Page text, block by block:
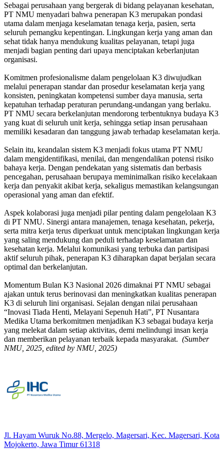
Sebagai perusahaan yang bergerak di bidang pelayanan kesehatan,
PT NMU menyadari bahwa penerapan K3 merupakan pondasi
utama dalam menjaga keselamatan tenaga kerja, pasien, serta
seluruh pemangku kepentingan. Lingkungan kerja yang aman dan
sehat tidak hanya mendukung kualitas pelayanan, tetapi juga
menjadi bagian penting dari upaya menciptakan keberlanjutan
organisasi.
Komitmen profesionalisme dalam pengelolaan K3 diwujudkan
melalui penerapan standar dan prosedur keselamatan kerja yang
konsisten, peningkatan kompetensi sumber daya manusia, serta
kepatuhan terhadap peraturan perundang-undangan yang berlaku.
PT NMU secara berkelanjutan mendorong terbentuknya budaya K3
yang kuat di seluruh unit kerja, sehingga setiap insan perusahaan
memiliki kesadaran dan tanggung jawab terhadap keselamatan kerja.
Selain itu, keandalan sistem K3 menjadi fokus utama PT NMU
dalam mengidentifikasi, menilai, dan mengendalikan potensi risiko
bahaya kerja. Dengan pendekatan yang sistematis dan berbasis
pencegahan, perusahaan berupaya meminimalkan risiko kecelakaan
kerja dan penyakit akibat kerja, sekaligus memastikan kelangsungan
operasional yang aman dan efektif.
Aspek kolaborasi juga menjadi pilar penting dalam pengelolaan K3
di PT NMU. Sinergi antara manajemen, tenaga kesehatan, pekerja,
serta mitra kerja terus diperkuat untuk menciptakan lingkungan kerja
yang saling mendukung dan peduli terhadap keselamatan dan
kesehatan kerja. Melalui komunikasi yang terbuka dan partisipasi
aktif seluruh pihak, penerapan K3 diharapkan dapat berjalan secara
optimal dan berkelanjutan.
Momentum Bulan K3 Nasional 2026 dimaknai PT NMU sebagai
ajakan untuk terus berinovasi dan meningkatkan kualitas penerapan
K3 di seluruh lini organisasi. Sejalan dengan nilai perusahaan
“Inovasi Tiada Henti, Melayani Sepenuh Hati”, PT Nusantara
Medika Utama berkomitmen menjadikan K3 sebagai budaya kerja
yang melekat dalam setiap aktivitas, demi melindungi insan kerja
dan memberikan pelayanan terbaik kepada masyarakat. (Sumber
NMU, 2025, edited by NMU, 2025)
Jl. Hayam Wuruk No.88, Mergelo, Magersari, Kec. Magersari, Kota
Mojokerto, Jawa Timur 61318